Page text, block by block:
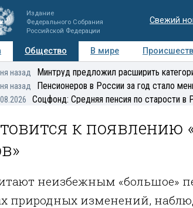
Издание
Федерального Собрания
Российской Федерации
Свежий
Общество В мире
Мнения Регионы Медиацентр
назад Минтруд предложил расширить
назад Пенсионеров в России за год стало
Соцфонд: Средняя пенсия по старости в
к появлению
неизбежным «большое»
природных изменений,